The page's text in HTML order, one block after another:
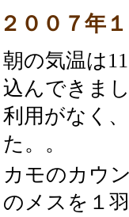
２００７年
朝の気温は
込んできま
利用がなく
た。。
カモのカウ
のメスを１